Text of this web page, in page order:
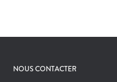
NOUS CONTACTER